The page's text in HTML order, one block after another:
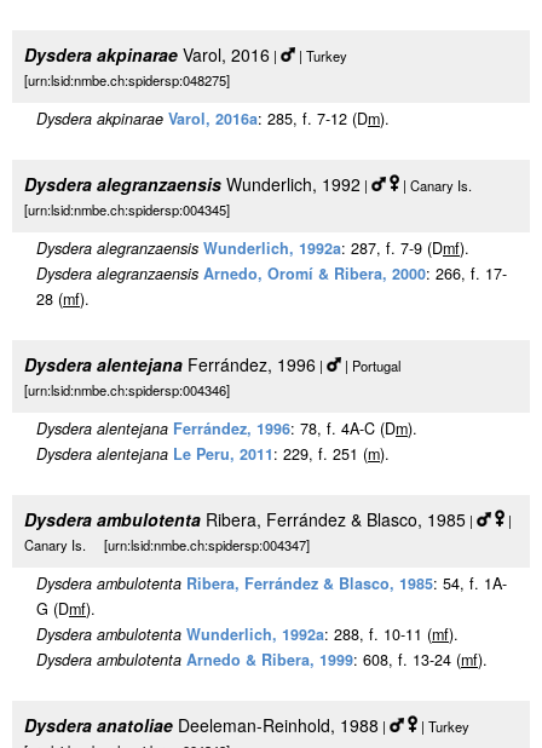
Dysdera akpinarae Varol, 2016 |
| Turkey
[urn:lsid:nmbe.ch:spidersp:048275]
Dysdera akpinarae Varol, 2016a: 285, f. 7-12 (Dm).
Dysdera alegranzaensis Wunderlich, 1992 |
| Canary Is.
[urn:lsid:nmbe.ch:spidersp:004345]
Dysdera alegranzaensis Wunderlich, 1992a: 287, f. 7-9 (Dmf).
Dysdera alegranzaensis Arnedo, Oromí & Ribera, 2000: 266, f. 17-
28 (mf).
Dysdera alentejana Ferrández, 1996 |
| Portugal
[urn:lsid:nmbe.ch:spidersp:004346]
Dysdera alentejana Ferrández, 1996: 78, f. 4A-C (Dm).
Dysdera alentejana Le Peru, 2011: 229, f. 251 (m).
Dysdera ambulotenta Ribera, Ferrández & Blasco, 1985 |
|
Canary Is. [urn:lsid:nmbe.ch:spidersp:004347]
Dysdera ambulotenta Ribera, Ferrández & Blasco, 1985: 54, f. 1A-
G (Dmf).
Dysdera ambulotenta Wunderlich, 1992a: 288, f. 10-11 (mf).
Dysdera ambulotenta Arnedo & Ribera, 1999: 608, f. 13-24 (mf).
Dysdera anatoliae Deeleman-Reinhold, 1988 |
| Turkey